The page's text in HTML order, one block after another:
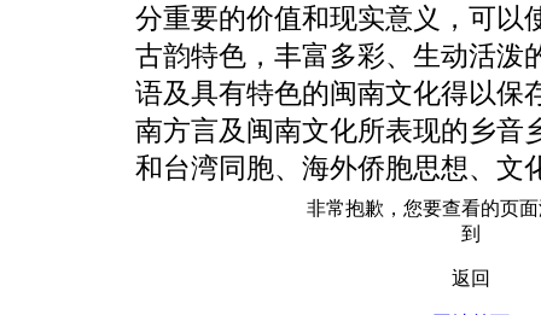
分重要的价值和现实意义，可以
古韵特色，丰富多彩、生动活泼
语及具有特色的闽南文化得以保
南方言及闽南文化所表现的乡音
和台湾同胞、海外侨胞思想、文